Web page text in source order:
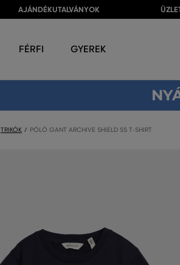
AJÁNDÉKUTALVÁNYOK
FÉRFI GYEREK
TRIKÓK PÓLÓ GANT ARCHIVE SHIELD SS T-SHIRT